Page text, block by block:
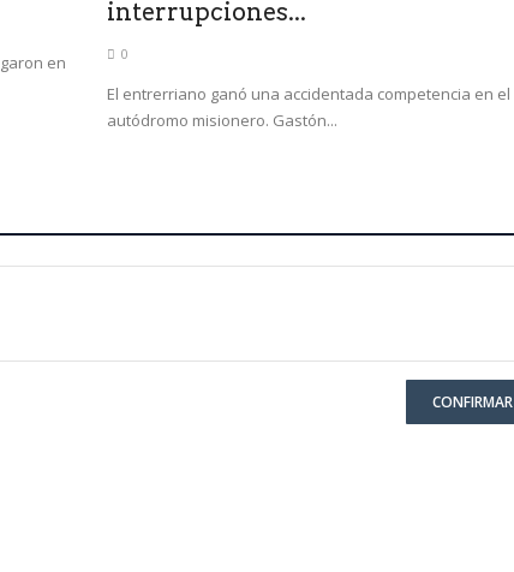
en
interrupciones...
0
El entrerriano ganó una accidentada competencia en el
autódromo misionero. Gastón...
CONFIRMAR